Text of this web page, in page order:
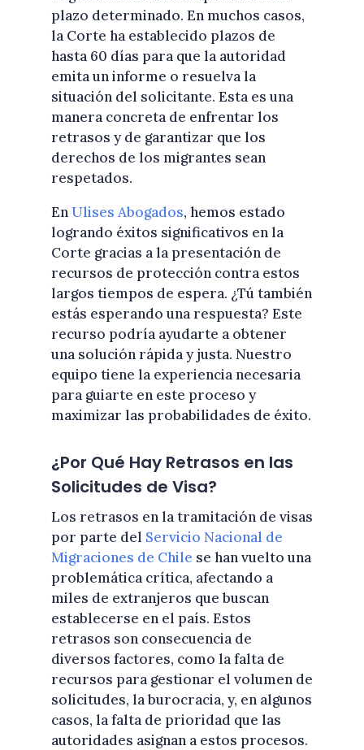
plazo determinado. En muchos casos,
la Corte ha establecido plazos de
hasta 60 días para que la autoridad
emita un informe o resuelva la
situación del solicitante. Esta es una
manera concreta de enfrentar los
retrasos y de garantizar que los
derechos de los migrantes sean
respetados.
EnUlises Abogados, hemos estado
logrando éxitos significativos en la
Corte gracias a la presentación de
recursos de protección contra estos
largos tiempos de espera. ¿Tú también
estás esperando una respuesta? Este
recurso podría ayudarte a obtener
una solución rápida y justa. Nuestro
equipo tiene la experiencia necesaria
para guiarte en este proceso y
maximizar las probabilidades de éxito.
¿Por Qué Hay Retrasos en las
Solicitudes de Visa?
Los retrasos en la tramitación de visas
por parte del Servicio Nacional de
Migraciones de Chile se han vuelto una
problemática crítica, afectando a
miles de extranjeros que buscan
establecerse en el país. Estos
retrasos son consecuencia de
diversos factores, como la falta de
recursos para gestionar el volumen de
solicitudes, la burocracia, y, en algunos
casos, la falta de prioridad que las
autoridades asignan a estos procesos.